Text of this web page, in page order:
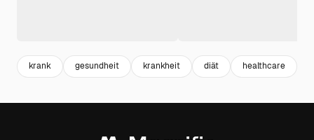
krank gesundheit krankheit diät healthcare